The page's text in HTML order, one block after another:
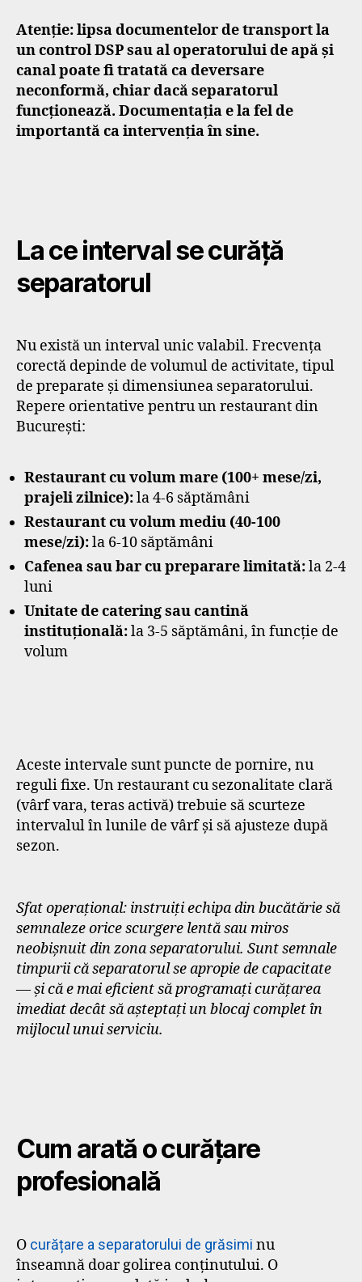
Atenție: lipsa documentelor de transport la
un control DSP sau al operatorului de apă și
canal poate fi tratată ca deversare
neconformă, chiar dacă separatorul
funcționează. Documentația e la fel de
importantă ca intervenția în sine.
La ce interval se curăță
separatorul
Nu există un interval unic valabil. Frecvența
corectă depinde de volumul de activitate, tipul
de preparate și dimensiunea separatorului.
Repere orientative pentru un restaurant din
București:
Restaurant cu volum mare (100+ mese/zi,
prajeli zilnice):la 4-6 săptămâni
Restaurant cu volum mediu (40-100
mese/zi):la 6-10 săptămâni
Cafenea sau bar cu preparare limitată:la 2-4
luni
Unitate de catering sau cantină
instituțională:la 3-5 săptămâni, în funcție de
volum
Aceste intervale sunt puncte de pornire, nu
reguli fixe. Un restaurant cu sezonalitate clară
(vârf vara, teras activă) trebuie să scurteze
intervalul în lunile de vârf și să ajusteze după
sezon.
Sfat operațional: instruiți echipa din bucătărie să
semnaleze orice scurgere lentă sau miros
neobișnuit din zona separatorului. Sunt semnale
timpurii că separatorul se apropie de capacitate
— și că e mai eficient să programați curățarea
imediat decât să așteptați un blocaj complet în
mijlocul unui serviciu.
Cum arată o curățare
profesională
O curățare a separatorului de grăsimi nu
înseamnă doar golirea conținutului. O